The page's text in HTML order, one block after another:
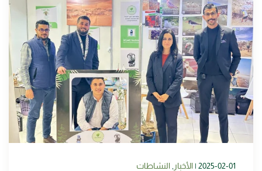
2025-02-01
| الأخبار النشاطات